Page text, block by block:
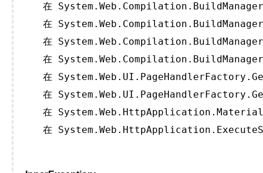
在
在
在
在
在
在
在
在